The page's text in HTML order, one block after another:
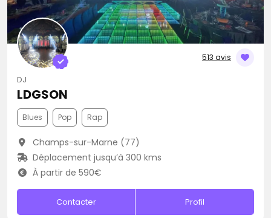
513 avis
DJ
LDGSON
Blues Pop Rap
Champs-sur-Marne (77)
Déplacement jusqu’à 300 kms
À partir de 590€
Contacter Profil